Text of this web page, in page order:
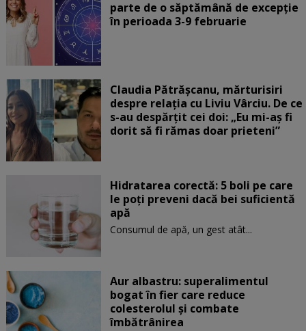
parte de o săptămână de excepție
în perioada 3-9 februarie
Claudia Pătrășcanu, mărturisiri
despre relația cu Liviu Vârciu. De ce
s-au despărțit cei doi: „Eu mi-aș fi
dorit să fi rămas doar prieteni”
Hidratarea corectă: 5 boli pe care
le poți preveni dacă bei suficientă
apă
Consumul de apă, un gest atât...
Aur albastru: superalimentul
bogat în fier care reduce
colesterolul și combate
îmbătrânirea